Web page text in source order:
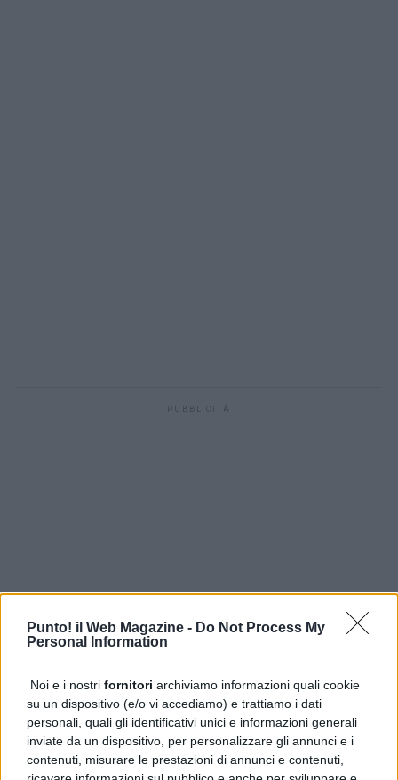
Punto! il Web Magazine - Do Not Process My
Personal Information
Noi e i nostri fornitori archiviamo informazioni quali cookie
su un dispositivo (e/o vi accediamo) e trattiamo i dati
personali, quali gli identificativi unici e informazioni generali
inviate da un dispositivo, per personalizzare gli annunci e i
contenuti, misurare le prestazioni di annunci e contenuti,
PUBBLICITÀ